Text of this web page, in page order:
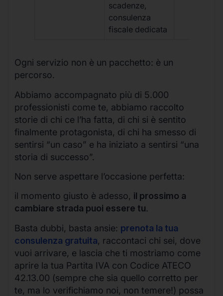
scadenze,
consulenza
fiscale dedicata
Ogni servizio non è un pacchetto: è un
percorso.
Abbiamo accompagnato più di 5.000
professionisti come te, abbiamo raccolto
storie di chi ce l’ha fatta, di chi si è sentito
finalmente protagonista, di chi ha smesso di
sentirsi “un caso” e ha iniziato a sentirsi “una
storia di successo”.
Non serve aspettare l’occasione perfetta:
il momento giusto è adesso, il prossimo a
cambiare strada puoi essere tu.
Basta dubbi, basta ansie: prenota la tua
consulenza gratuita, raccontaci chi sei, dove
vuoi arrivare, e lascia che ti mostriamo come
aprire la tua Partita IVA con Codice ATECO
42.13.00 (sempre che sia quello corretto per
te, ma lo verifichiamo noi, non temere!) possa